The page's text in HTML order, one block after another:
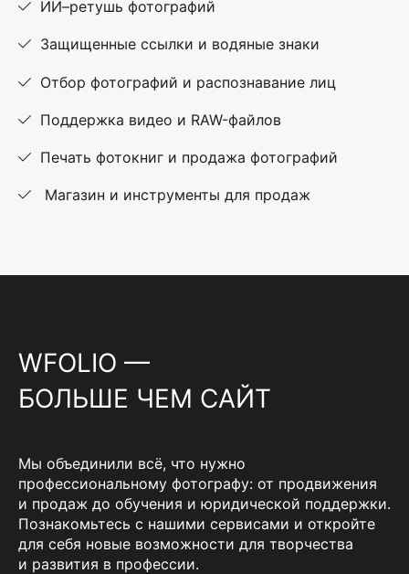
ИИ–ретушь фотографий
Защищенные ссылки и водяные знаки
Отбор фотографий и распознавание лиц
Поддержка видео и RAW-файлов
Печать фотокниг и продажа фотографий
Магазин и инструменты для продаж
WFOLIO —
БОЛЬШЕ ЧЕМ САЙТ
Мы объединили всё, что нужно
профессиональному фотографу: от продвижения
и продаж до обучения и юридической поддержки.
Познакомьтесь с нашими сервисами и откройте
для себя новые возможности для творчества
и развития в профессии.